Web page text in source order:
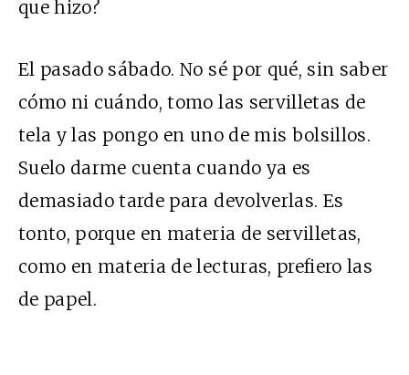
que hizo?
El pasado sábado. No sé por qué, sin saber
cómo ni cuándo, tomo las servilletas de
tela y las pongo en uno de mis bolsillos.
Suelo darme cuenta cuando ya es
demasiado tarde para devolverlas. Es
tonto, porque en materia de servilletas,
como en materia de lecturas, prefiero las
de papel.